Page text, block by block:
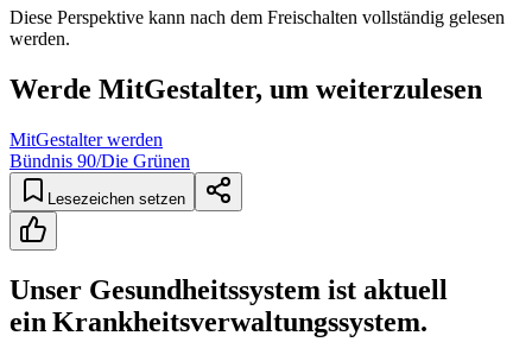
Diese Perspektive kann nach dem Freischalten vollständig gelesen
werden.
Werde MitGestalter, um weiterzulesen
MitGestalter werden
Bündnis 90/Die Grünen
Lesezeichen setzen
Unser Gesundheitssystem ist aktuell
ein Krankheitsverwaltungssystem.